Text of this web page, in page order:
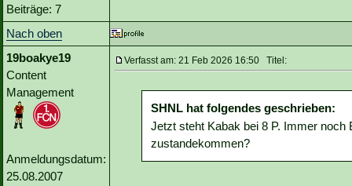
Beiträge: 7
Nach oben
19boakye19
Content
Management
Anmeldungsdatum:
25.08.2007
Verfasst am: 21 Feb 2026 16:50 Titel:
SHNL hat folgendes geschrieben:
Jetzt steht Kabak bei 8 P. Immer noch
zustandekommen?